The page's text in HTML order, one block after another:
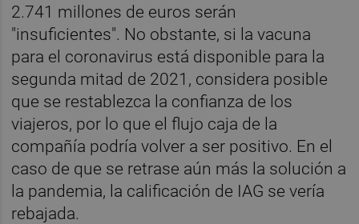
2.741 millones de euros serán
"insuficientes". No obstante, si la vacuna
para el coronavirus está disponible para la
segunda mitad de 2021, considera posible
que se restablezca la confianza de los
viajeros, por lo que el flujo caja de la
compañía podría volver a ser positivo. En el
caso de que se retrase aún más la solución a
la pandemia, la calificación de IAG se vería
rebajada.